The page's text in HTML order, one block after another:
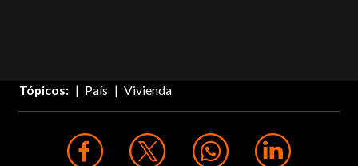
Tópicos: País Vivienda